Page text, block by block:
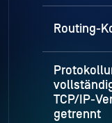
Routing-
TCP/IP-
getrennt